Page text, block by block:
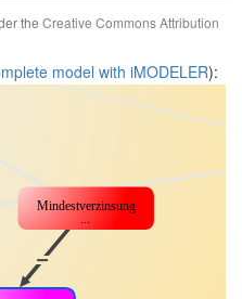
the Creative Commons Attribution
model with iMODELER):